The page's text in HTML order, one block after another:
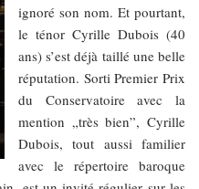
ignoré son nom. Et pourtant,
le ténor Cyrille Dubois (40
ans) s’est déjà taillé une belle
réputation. Sorti Premier Prix
du Conservatoire avec la
mention „très bien”, Cyrille
Dubois, tout aussi familier
avec le répertoire baroque